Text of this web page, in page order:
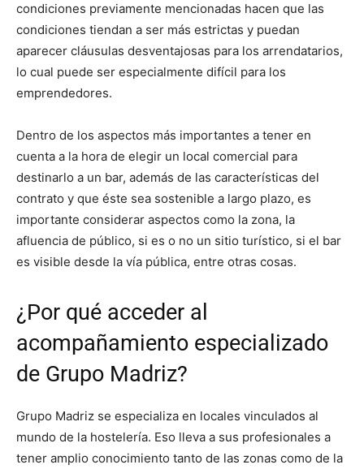
condiciones previamente mencionadas hacen que las
condiciones tiendan a ser más estrictas y puedan
aparecer cláusulas desventajosas para los arrendatarios,
lo cual puede ser especialmente difícil para los
emprendedores.
Dentro de los aspectos más importantes a tener en
cuenta a la hora de elegir un local comercial para
destinarlo a un bar, además de las características del
contrato y que éste sea sostenible a largo plazo, es
importante considerar aspectos como la zona, la
afluencia de público, si es o no un sitio turístico, si el bar
es visible desde la vía pública, entre otras cosas.
¿Por qué acceder al
acompañamiento especializado
de Grupo Madriz?
Grupo Madriz se especializa en locales vinculados al
mundo de la hostelería. Eso lleva a sus profesionales a
tener amplio conocimiento tanto de las zonas como de la